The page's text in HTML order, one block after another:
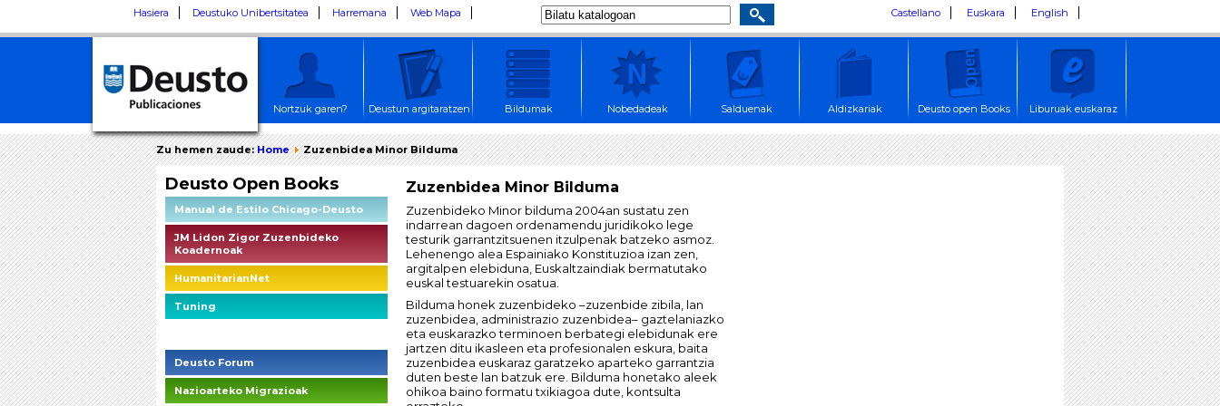
Hasiera Deustuko Unibertsitatea Harremana Web Mapa Castellano Euskara English
Nortzuk garen? Deustun argitaratzen Bildumak Nobedadeak Salduenak Aldizkariak Deusto open Books Liburuak euskaraz
Zu hemen zaude:Home Zuzenbidea Minor Bilduma
Deusto Open Books
Manual de Estilo Chicago-Deusto
JM Lidon Zigor Zuzenbideko
Koadernoak
HumanitarianNet
Tuning
Deusto Forum
Nazioarteko Migrazioak
Zuzenbidea Minor Bilduma
Zuzenbideko Minor bilduma 2004an sustatu zen
indarrean dagoen ordenamendu juridikoko lege
testurik garrantzitsuenen itzulpenak batzeko asmoz.
Lehenengo alea Espainiako Konstituzioa izan zen,
argitalpen elebiduna, Euskaltzaindiak bermatutako
euskal testuarekin osatua.
Bilduma honek zuzenbideko –zuzenbide zibila, lan
zuzenbidea, administrazio zuzenbidea– gaztelaniazko
eta euskarazko terminoen berbategi elebidunak ere
jartzen ditu ikasleen eta profesionalen eskura, baita
zuzenbidea euskaraz garatzeko aparteko garrantzia
duten beste lan batzuk ere. Bilduma honetako aleek
ohikoa baino formatu txikiagoa dute, kontsulta